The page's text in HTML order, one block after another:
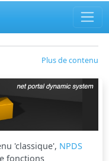
Plus de contenu
'classique', NPDS
fonctions